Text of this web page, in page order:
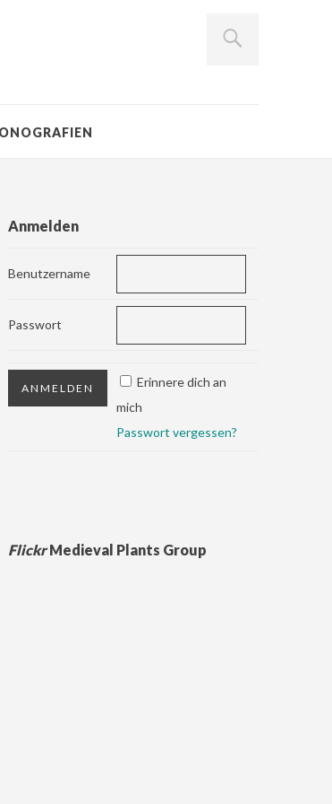
Anmelden
Benutzername
Passwort
Erinnere dich an
mich
Passwort vergessen?
FlickrMedieval Plants Group